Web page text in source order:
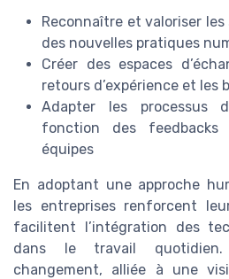
Reconnaître et valoriser les
des nouvelles pratiques
Créer des espaces
retours d’expérience et les
Adapter les processus
fonction des feedbacks
équipes
En adoptant une approche
les entreprises renforcent
facilitent l’intégration des
dans le travail
changement, alliée à une